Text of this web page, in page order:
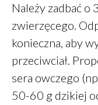
Należy zadbać o
zwierzęcego.
konieczna, aby
przeciwciał.
sera owczego
50-60 g dzikiej